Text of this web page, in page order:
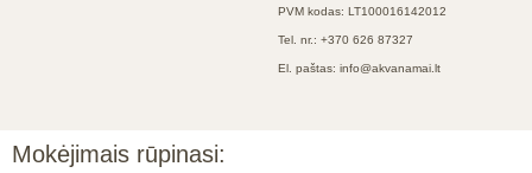
PVM kodas: LT100016142012
Tel. nr.: +370 626 87327
El. paštas: info@akvanamai.lt
Mokėjimais rūpinasi: